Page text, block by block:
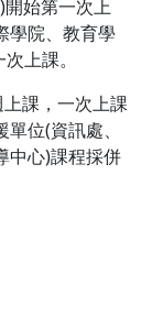
始第一次上
學院、教育學
上課。
課，一次上課
位(資訊處、
中心)課程採併